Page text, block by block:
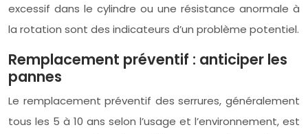
excessif dans le cylindre ou une résistance anormale à
la rotation sont des indicateurs d’un problème potentiel.
Remplacement préventif : anticiper les
pannes
Le remplacement préventif des serrures, généralement
tous les 5 à 10 ans selon l’usage et l’environnement, est